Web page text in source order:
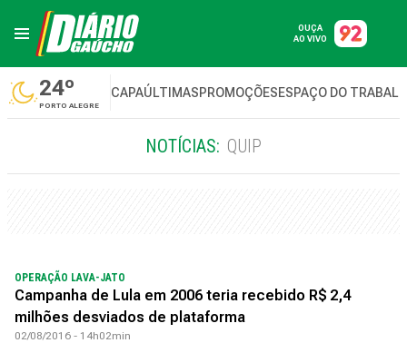
OUÇA
AO VIVO
24º
PORTO ALEGRE
CAPAÚLTIMASPROMOÇÕESESPAÇO DO
NOTÍCIAS: QUIP
OPERAÇÃO LAVA-JATO
Campanha de Lula em 2006 teria recebido R$ 2,4
milhões desviados de plataforma
02/08/2016 - 14h02min